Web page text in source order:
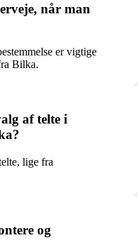
når man
er vigtige
Bilka.
af telte i
lige fra
og